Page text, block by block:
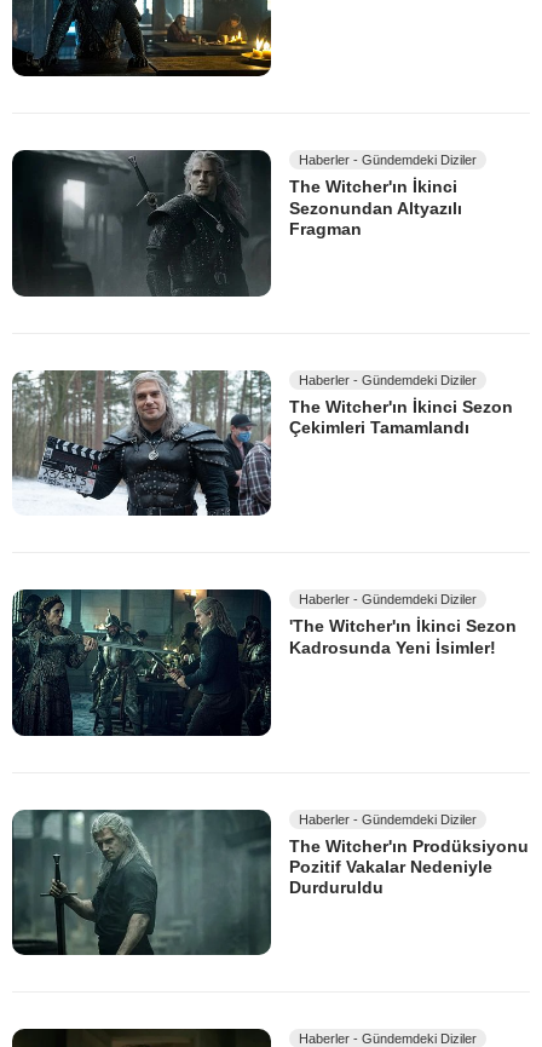
Haberler - Gündemdeki Diziler
The Witcher'ın İkinci
Sezonundan Altyazılı
Fragman
Haberler - Gündemdeki Diziler
The Witcher'ın İkinci Sezon
Çekimleri Tamamlandı
Haberler - Gündemdeki Diziler
'The Witcher'ın İkinci Sezon
Kadrosunda Yeni İsimler!
Haberler - Gündemdeki Diziler
The Witcher'ın Prodüksiyonu
Pozitif Vakalar Nedeniyle
Durduruldu
Haberler - Gündemdeki Diziler